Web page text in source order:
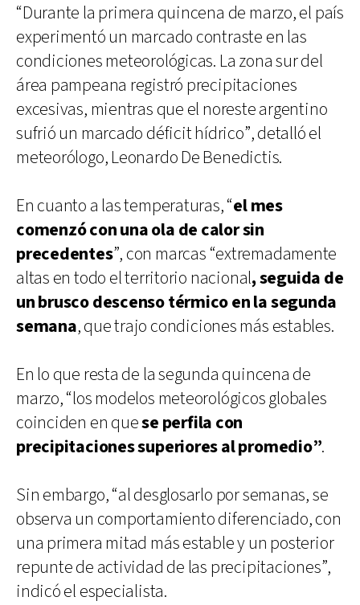
“Durante la primera quincena de marzo, el país
experimentó un marcado contraste en las
condiciones meteorológicas. La zona sur del
área pampeana registró precipitaciones
excesivas, mientras que el noreste argentino
sufrió un marcado déficit hídrico”, detalló el
meteorólogo, Leonardo De Benedictis.
En cuanto a las temperaturas, “el mes
comenzó con una ola de calor sin
precedentes”, con marcas “extremadamente
altas en todo el territorio nacional, seguida de
un brusco descenso térmico en la segunda
semana, que trajo condiciones más estables.
En lo que resta de la segunda quincena de
marzo, “los modelos meteorológicos globales
coinciden en quese perfila con
precipitaciones superiores al promedio”.
Sin embargo, “al desglosarlo por semanas, se
observa un comportamiento diferenciado, con
una primera mitad más estable y un posterior
repunte de actividad de las precipitaciones”,
indicó el especialista.